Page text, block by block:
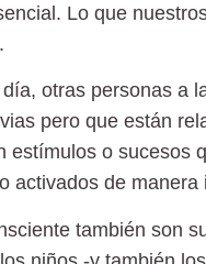
Lo que
.
otras personas a
pero que están
estímulos o sucesos
activados de manera
también son